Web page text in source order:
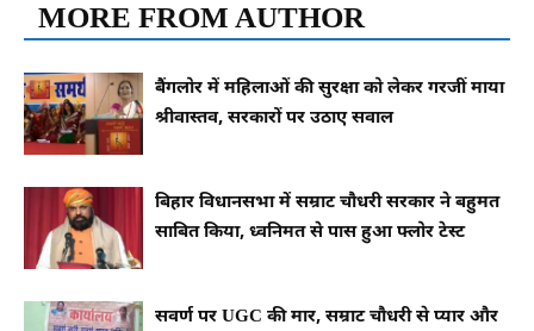
MORE FROM AUTHOR
बैंगलोर में महिलाओं की सुरक्षा को लेकर गरजीं माया
श्रीवास्तव, सरकारों पर उठाए सवाल
बिहार विधानसभा में सम्राट चौधरी सरकार ने बहुमत
साबित किया, ध्वनिमत से पास हुआ फ्लोर टेस्ट
सवर्ण पर UGC की मार, सम्राट चौधरी से प्यार और